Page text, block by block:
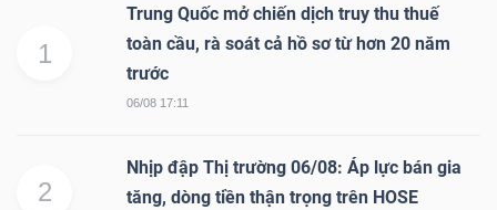
1
Trung Quốc mở chiến dịch truy thu thuế
toàn cầu, rà soát cả hồ sơ từ hơn 20 năm
trước
06/08 17:11
2
Nhịp đập Thị trường 06/08: Áp lực bán gia
tăng, dòng tiền thận trọng trên HOSE